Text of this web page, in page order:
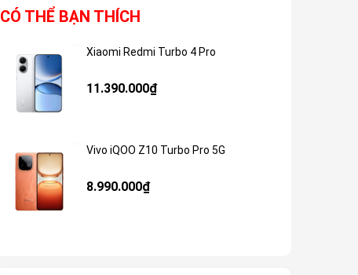
CÓ THỂ BẠN THÍCH
Xiaomi Redmi Turbo 4 Pro
11.390.000₫
Vivo iQOO Z10 Turbo Pro 5G
8.990.000₫